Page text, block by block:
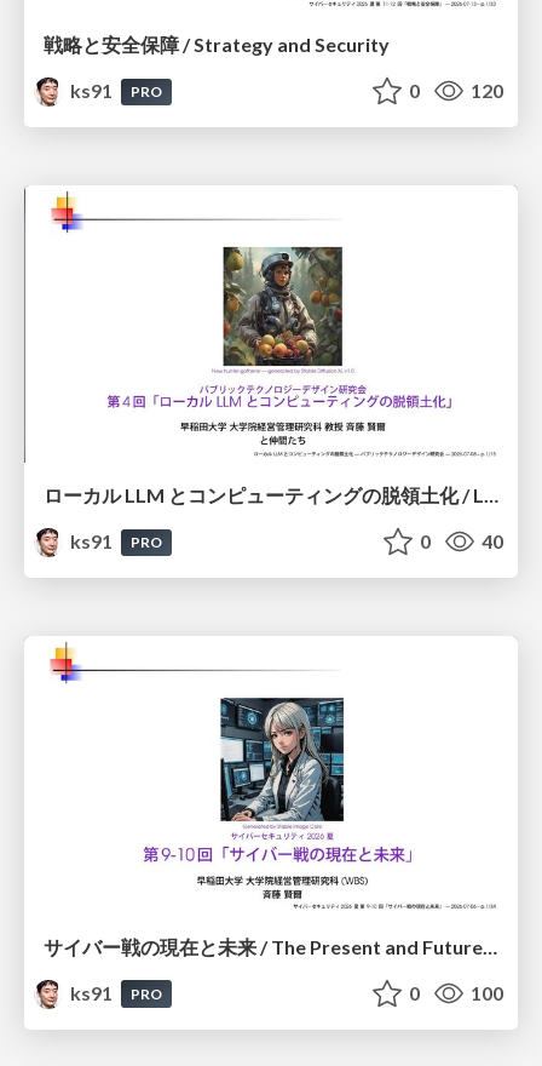
戦略と安全保障 / Strategy and Security
ks91
PRO 0 120
ローカル LLM とコンピューティングの脱領土化 / Local LLMs and Deterritorialization of Computing
ks91
PRO 0 40
ks91
PRO 0 100